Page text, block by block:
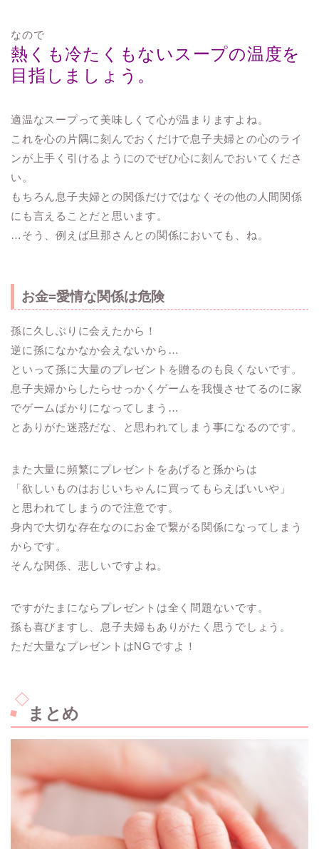
なので
熱くも冷たくもないスープの温度を
目指しましょう。
適温なスープって美味しくて心が温まりますよね。
これを心の片隅に刻んでおくだけで息子夫婦との心のライ
ンが上手く引けるようにのでぜひ心に刻んでおいてくださ
い。
もちろん息子夫婦との関係だけではなくその他の人間関係
にも言えることだと思います。
…そう、例えば旦那さんとの関係においても、ね。
お金=愛情な関係は危険
孫に久しぶりに会えたから！
逆に孫になかなか会えないから…
といって孫に大量のプレゼントを贈るのも良くないです。
息子夫婦からしたらせっかくゲームを我慢させてるのに家
でゲームばかりになってしまう…
とありがた迷惑だな、と思われてしまう事になるのです。
また大量に頻繁にプレゼントをあげると孫からは
「欲しいものはおじいちゃんに買ってもらえばいいや」
と思われてしまうので注意です。
身内で大切な存在なのにお金で繋がる関係になってしまう
からです。
そんな関係、悲しいですよね。
ですがたまにならプレゼントは全く問題ないです。
孫も喜びますし、息子夫婦もありがたく思うでしょう。
ただ大量なプレゼントはNGですよ！
まとめ